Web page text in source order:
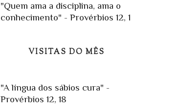
"Quem ama a disciplina, ama o
conhecimento" - Provérbios 12, 1
VISITAS DO MÊS
"A língua dos sábios cura" -
Provérbios 12, 18